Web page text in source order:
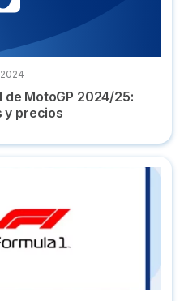
de MotoGP 2024/25:
y precios
Mejores opciones y